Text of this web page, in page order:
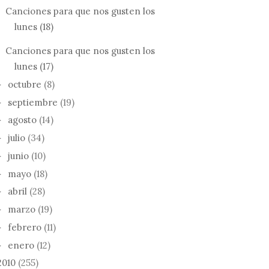
Canciones para que nos gusten los
lunes (18)
Canciones para que nos gusten los
lunes (17)
octubre (8)
septiembre (19)
agosto (14)
julio (34)
junio (10)
mayo (18)
abril (28)
marzo (19)
febrero (11)
enero (12)
(255)